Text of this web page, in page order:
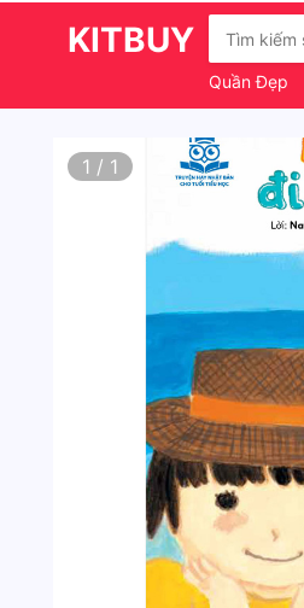
KITBUY
Quần Đẹp
1 / 1